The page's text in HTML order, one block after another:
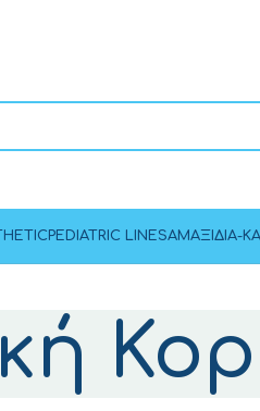
PEDIATRIC LINESΑΜΑΞΙΔΙΑ-